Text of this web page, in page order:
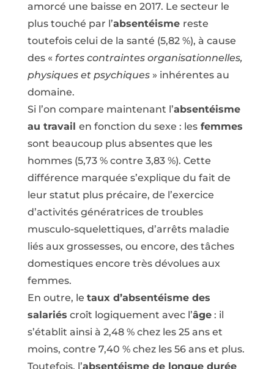
amorcé une baisse en 2017. Le secteur le
plus touché par l’absentéisme reste
toutefois celui de la santé (5,82 %), à cause
des « fortes contraintes organisationnelles,
physiques et psychiques» inhérentes au
domaine.
Si l’on compare maintenant l’absentéisme
au travail en fonction du sexe : lesfemmes
sont beaucoup plus absentes que les
hommes (5,73 % contre 3,83 %). Cette
différence marquée s’explique du fait de
leur statut plus précaire, de l’exercice
d’activités génératrices de troubles
musculo-squelettiques, d’arrêts maladie
liés aux grossesses, ou encore, des tâches
domestiques encore très dévolues aux
femmes.
En outre, le taux d’absentéisme des
salariés croît logiquement avec l’âge: il
s’établit ainsi à 2,48 % chez les 25 ans et
moins, contre 7,40 % chez les 56 ans et plus.
Toutefois, l’absentéisme de longue durée